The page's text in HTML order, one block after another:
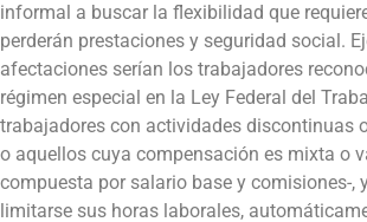
informal a buscar la flexibilidad que
perderán prestaciones y seguridad social.
afectaciones serían los trabajadores
régimen especial en la Ley Federal del
trabajadores con actividades discontinuas
o aquellos cuya compensación es mixta o
compuesta por salario base y comisiones-,
limitarse sus horas laborales,